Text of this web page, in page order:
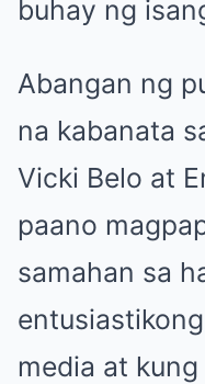
buhay ng
Abangan ng
na kabanata
Vicki Belo at
paano
samahan sa
media at